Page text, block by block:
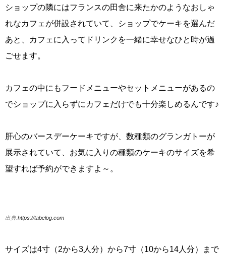
ショップの隣にはフランスの田舎に来たかのようなおしゃ
れなカフェが併設されていて、ショップでケーキを選んだ
あと、カフェに入ってドリンクを一緒に幸せなひと時が過
ごせます。
カフェの中にもフードメニューやセットメニューがあるの
でショップに入らずにカフェだけでも十分楽しめるんです♪
肝心のバースデーケーキですが、数種類のグランガトーが
展示されていて、お気に入りの種類のケーキのサイズを希
望すれば予約ができますよ～。
出典:https://tabelog.com
サイズは4寸（2から3人分）から7寸（10から14人分）まで